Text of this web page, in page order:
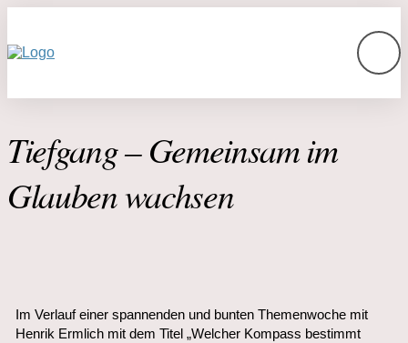
Tiefgang – Gemeinsam im
Glauben wachsen
Im Verlauf einer spannenden und bunten Themenwoche mit
Henrik Ermlich mit dem Titel „Welcher Kompass bestimmt